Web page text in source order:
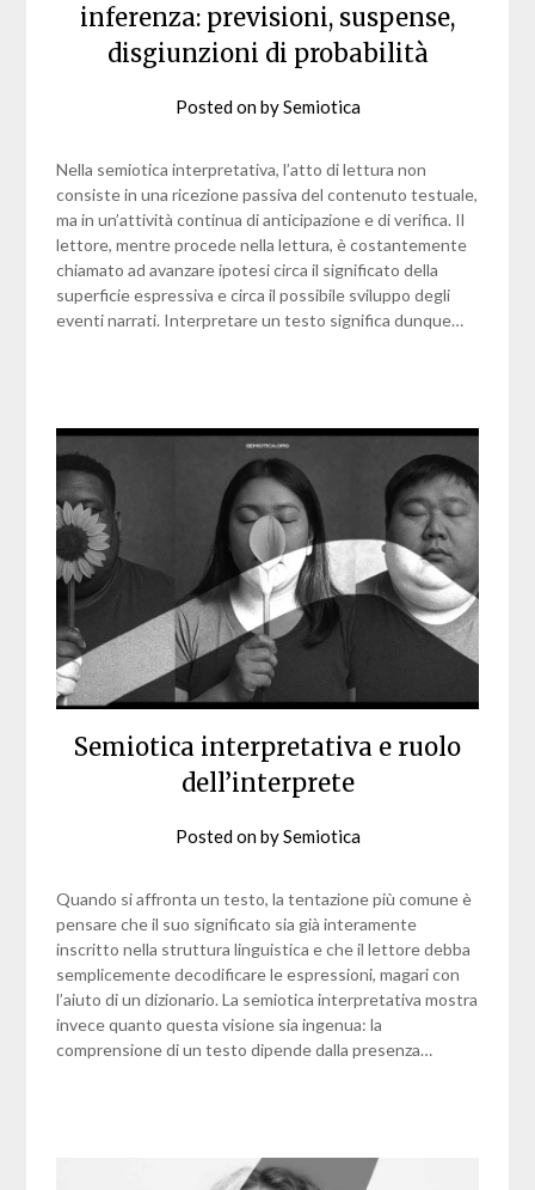
inferenza: previsioni, suspense,
disgiunzioni di probabilità
Posted onbySemiotica
Nella semiotica interpretativa, l’atto di lettura non
consiste in una ricezione passiva del contenuto testuale,
ma in un’attività continua di anticipazione e di verifica. Il
lettore, mentre procede nella lettura, è costantemente
chiamato ad avanzare ipotesi circa il significato della
superficie espressiva e circa il possibile sviluppo degli
eventi narrati. Interpretare un testo significa dunque…
Semiotica interpretativa e ruolo
dell’interprete
Posted onbySemiotica
Quando si affronta un testo, la tentazione più comune è
pensare che il suo significato sia già interamente
inscritto nella struttura linguistica e che il lettore debba
semplicemente decodificare le espressioni, magari con
l’aiuto di un dizionario. La semiotica interpretativa mostra
invece quanto questa visione sia ingenua: la
comprensione di un testo dipende dalla presenza…